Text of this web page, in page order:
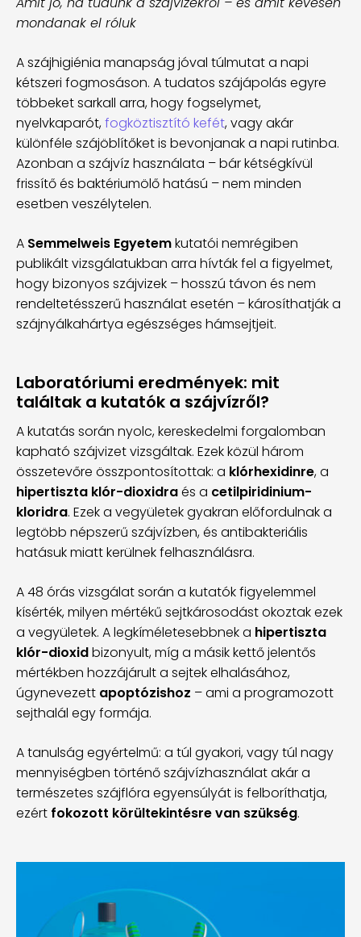
mondanak el róluk
A szájhigiénia manapság jóval túlmutat a napi
kétszeri fogmosáson. A tudatos szájápolás egyre
többeket sarkall arra, hogy fogselymet,
nyelvkaparót,fogköztisztító kefét, vagy akár
különféle szájöblítőket is bevonjanak a napi rutinba.
Azonban a szájvíz használata – bár kétségkívül
frissítő és baktériumölő hatású – nem minden
esetben veszélytelen.
A Semmelweis Egyetemkutatói nemrégiben
publikált vizsgálatukban arra hívták fel a figyelmet,
hogy bizonyos szájvizek – hosszú távon és nem
rendeltetésszerű használat esetén – károsíthatják a
szájnyálkahártya egészséges hámsejtjeit.
Laboratóriumi eredmények: mit
találtak a kutatók a szájvízről?
A kutatás során nyolc, kereskedelmi forgalomban
kapható szájvizet vizsgáltak. Ezek közül három
összetevőre összpontosítottak: a klórhexidinre, a
hipertiszta klór-dioxidraés a cetilpiridinium-
kloridra. Ezek a vegyületek gyakran előfordulnak a
legtöbb népszerű szájvízben, és antibakteriális
hatásuk miatt kerülnek felhasználásra.
A 48 órás vizsgálat során a kutatók figyelemmel
kísérték, milyen mértékű sejtkárosodást okoztak ezek
a vegyületek. A legkíméletesebbnek a hipertiszta
klór-dioxidbizonyult, míg a másik kettő jelentős
mértékben hozzájárult a sejtek elhalásához,
úgynevezett apoptózishoz – ami a programozott
sejthalál egy formája.
A tanulság egyértelmű: a túl gyakori, vagy túl nagy
mennyiségben történő szájvízhasználat akár a
természetes szájflóra egyensúlyát is felboríthatja,
ezért fokozott körültekintésre van szükség.